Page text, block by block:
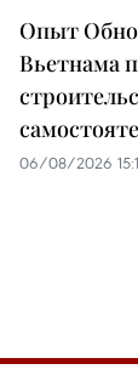
Опыт
Вьетнама
06/08/2026